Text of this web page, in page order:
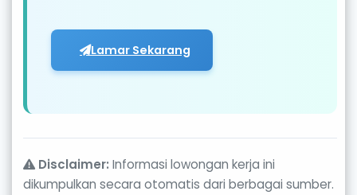
Lamar Sekarang
Disclaimer: Informasi lowongan kerja ini
dikumpulkan secara otomatis dari berbagai sumber.